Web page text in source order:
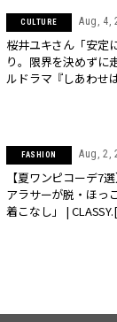
CULTURE Aug, 4,
桜井ユキさん「安定
り。限界を決めずに
ルドラマ『しあわせ
FASHION Aug, 2,
【夏ワンピコーデ7
アラサーが脱・ほっ
着こなし」 |